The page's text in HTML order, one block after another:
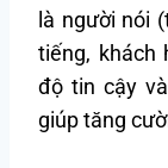
là người nói
tiếng, khách
độ tin cậy
giúp tăng